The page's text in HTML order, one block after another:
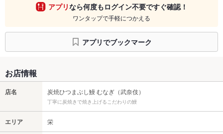
アプリなら何度もログイン不要ですぐ確認！
ワンタップで手軽につかえる
アプリでブックマーク
お店情報
店名 炭焼ひつまぶし鰻 むなぎ（武奈伎）
丁寧に炭焼きで焼き上げるこだわりの鰻
エリア 栄